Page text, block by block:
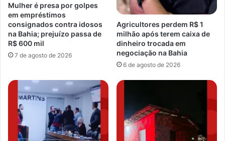
Mulher é presa por golpes
em empréstimos
consignados contra idosos
na Bahia; prejuízo passa de
R$ 600 mil
7 de agosto de 2026
Agricultores perdem R$ 1
milhão após terem caixa de
dinheiro trocada em
negociação na Bahia
6 de agosto de 2026